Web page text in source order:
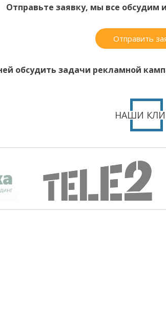
Отправьте заявку, мы все
Отправить
обсудить задачи рекламной
НАШИ